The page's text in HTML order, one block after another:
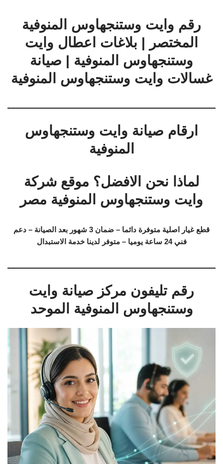
رقم وايت وستنجهاوس المنوفية
المختصر | بلاغات اعطال وايت
وستنجهاوس المنوفية | صيانة
غسالات وايت وستنجهاوس المنوفية
ارقام صيانة وايت وستنجهاوس
المنوفية
لماذا نحن الافضل؟ موقع شركة
وايت وستنجهاوس المنوفية مصر
قطع غيار اصلية متوفرة دائما – ضمان 3 شهور بعد الصيانة – دعم
فني 24 ساعة يوميا – متوفر لدينا خدمة الاستبدال
رقم تليفون مركز صيانة وايت
وستنجهاوس المنوفية الموحد